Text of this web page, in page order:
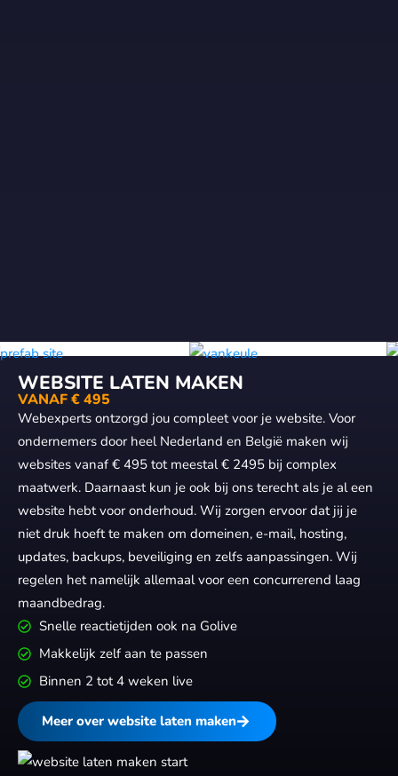
WEBSITE LATEN MAKEN
VANAF € 495
Webexperts ontzorgd jou compleet voor je website. Voor
ondernemers door heel Nederland en België maken wij
websites vanaf € 495 tot meestal € 2495 bij complex
maatwerk. Daarnaast kun je ook bij ons terecht als je al een
website hebt voor onderhoud. Wij zorgen ervoor dat jij je
niet druk hoeft te maken om domeinen, e-mail, hosting,
updates, backups, beveiliging en zelfs aanpassingen. Wij
regelen het namelijk allemaal voor een concurrerend laag
maandbedrag.
Snelle reactietijden ook na Golive
Makkelijk zelf aan te passen
Binnen 2 tot 4 weken live
Meer over website laten maken